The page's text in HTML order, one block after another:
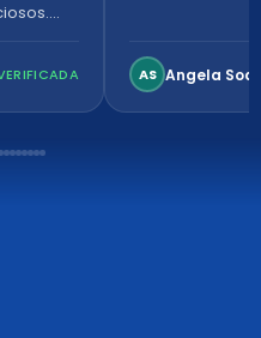
AS Angela